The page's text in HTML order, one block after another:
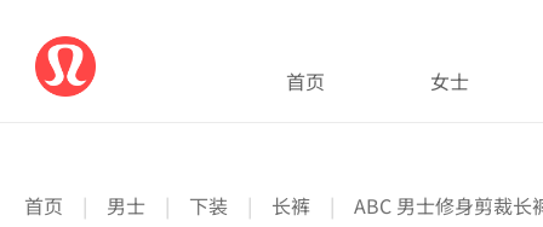
首页 女士
首页 | 男士 | 下装 | 长裤 | ABC 男士修身剪裁